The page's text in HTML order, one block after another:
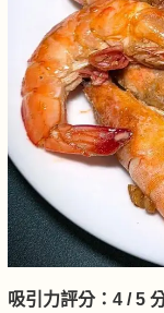
吸引力評分：4 / 5